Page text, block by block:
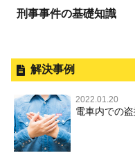
業務妨害
淫行・援助交
公然わいせ
行勧誘罪
児童ポルノ
危険ドラッグ
危険運転行
ストーカー事
逮捕後、早急な釈放・
無実・無罪の証明をした
被害者との示談を円満に
事件別－暴力事件
暴行・傷害
殺人
過失致死・過失傷害
脅迫・強要
性犯罪 TOP
痴漢
盗撮，のぞき
不同意わいせつ（旧：
事件別－財産犯
財産犯 TOP
窃盗罪
事件別－薬物事件
薬物事件 TOP
事件別－交通違反・交通
刑事事件の基礎知識
外国人事件の手続きと特色
刑事裁判の概要・手続
公務員の逮捕・刑事事件
控訴・上告
解決事例
2022.01.20
電車内での